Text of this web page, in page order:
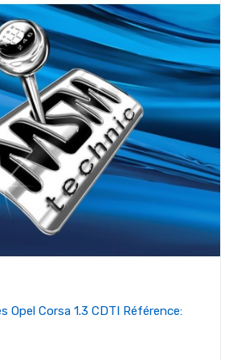
Opel Corsa 1.3 CDTI Référence: